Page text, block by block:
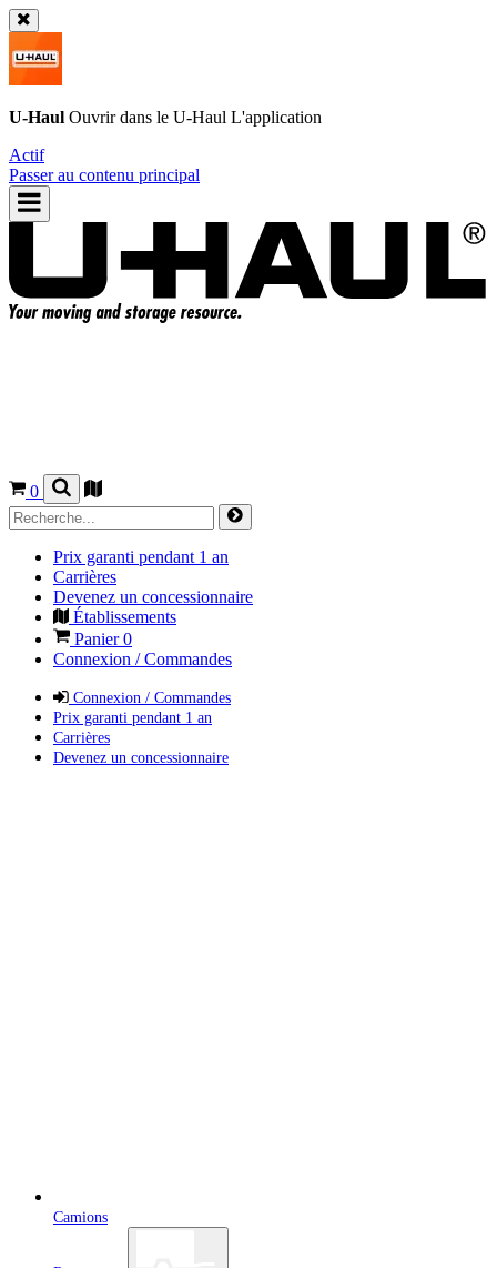
U-Haul Ouvrir dans le U-Haul L'application
Actif
Passer au contenu principal
0
Prix garanti pendant 1 an
Carrières
Devenez un concessionnaire
Établissements
Panier0
Connexion / Commandes
Connexion / Commandes
Prix garanti pendant 1 an
Carrières
Devenez un concessionnaire
Camions